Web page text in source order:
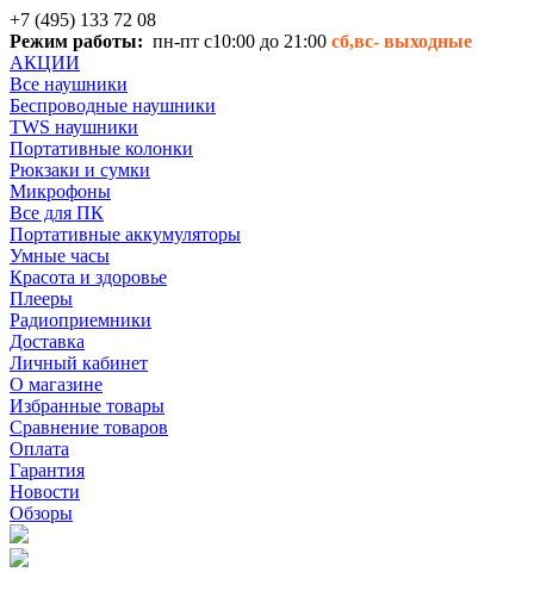
+7 (495) 133 72 08
Режим работы: пн-пт с10:00 до 21:00 сб,вс- выходные
АКЦИИ
Все наушники
Беспроводные наушники
TWS наушники
Портативные колонки
Рюкзаки и сумки
Микрофоны
Все для ПК
Портативные аккумуляторы
Умные часы
Красота и здоровье
Плееры
Радиоприемники
Доставка
Личный кабинет
О магазине
Избранные товары
Сравнение товаров
Оплата
Гарантия
Новости
Обзоры